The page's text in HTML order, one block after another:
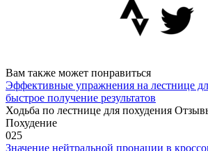
Вам также может понравиться
Эффективные упражнения на лестнице
быстрое получение результатов
Ходьба по лестнице для похудения
Похудение
025
Значение нейтральной пронации в